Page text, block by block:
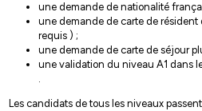
une demande de nationalité
une demande de carte de résident
requis ) ;
une demande de carte de séjour
une validation du niveau A1 dans
.
Les candidats de tous les niveaux